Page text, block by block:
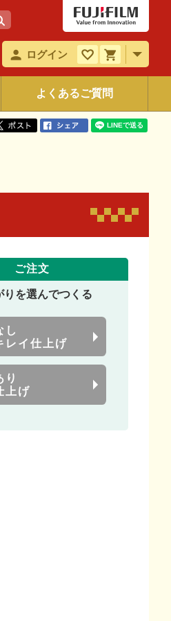
ログイン
よくあるご質問
ご注文
りを選んでつくる
し
レイ仕上げ
り
上げ